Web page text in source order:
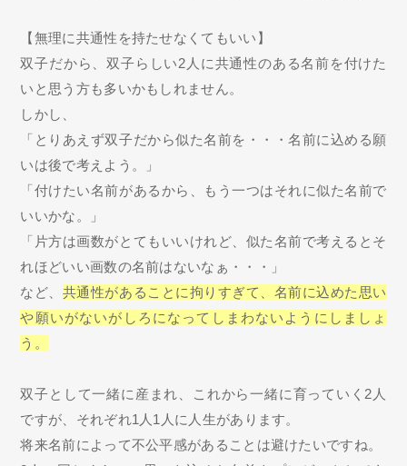
【無理に共通性を持たせなくてもいい】
双子だから、双子らしい2人に共通性のある名前を付けた
いと思う方も多いかもしれません。
しかし、
「とりあえず双子だから似た名前を・・・名前に込める願
いは後で考えよう。」
「付けたい名前があるから、もう一つはそれに似た名前で
いいかな。」
「片方は画数がとてもいいけれど、似た名前で考えるとそ
れほどいい画数の名前はないなぁ・・・」
など、 共通性があることに拘りすぎて、名前に込めた思い
や願いがないがしろになってしまわないようにしましょ
う。
双子として一緒に産まれ、これから一緒に育っていく2人
ですが、それぞれ1人1人に人生があります。
将来名前によって不公平感があることは避けたいですね。